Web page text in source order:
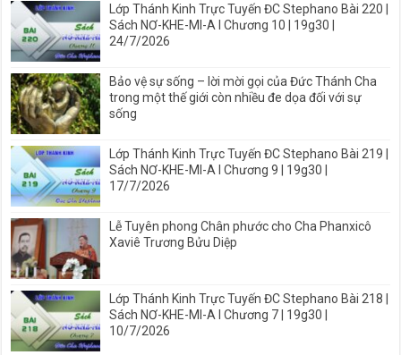
Lớp Thánh Kinh Trực Tuyến ĐC Stephano Bài 220 |
Sách NƠ-KHE-MI-A I Chương 10 | 19g30 |
24/7/2026
Bảo vệ sự sống – lời mời gọi của Đức Thánh Cha
trong một thế giới còn nhiều đe dọa đối với sự
sống
Lớp Thánh Kinh Trực Tuyến ĐC Stephano Bài 219 |
Sách NƠ-KHE-MI-A I Chương 9 | 19g30 |
17/7/2026
Lễ Tuyên phong Chân phước cho Cha Phanxicô
Xaviê Trương Bửu Diệp
Lớp Thánh Kinh Trực Tuyến ĐC Stephano Bài 218 |
Sách NƠ-KHE-MI-A I Chương 7 | 19g30 |
10/7/2026